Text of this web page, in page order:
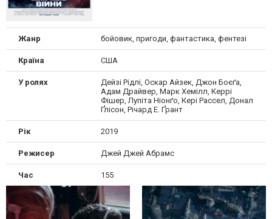
Жанр бойовик, пригоди, фантастика, фентезі
Країна США
У ролях
Дейзі Рідлі, Оскар Айзек, Джон Боєґа,
Адам Драйвер, Марк Хемілл, Керрі
Фішер, Лупіта Ніонґо, Кері Рассел, Донал
Ґлісон, Річард Е. Ґрант
Рік 2019
Режисер Джей Джей Абрамс
Час 155